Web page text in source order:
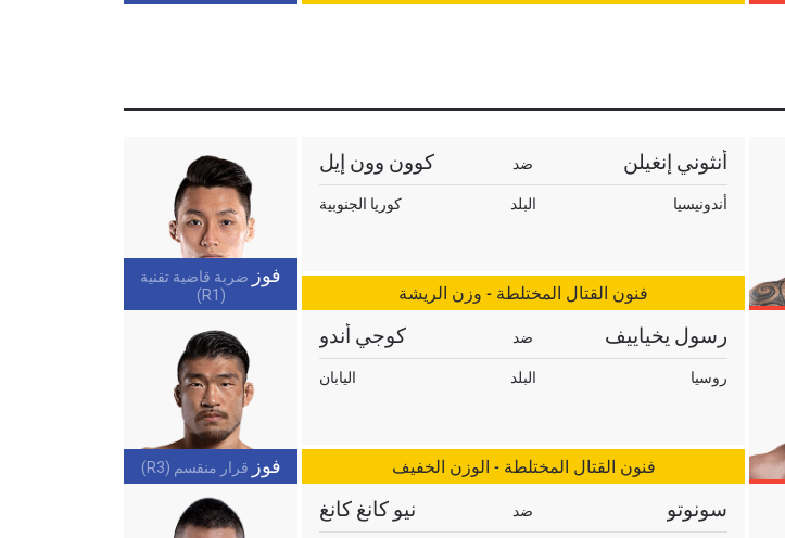
فنون القتال المختلطة - وزن الريشة
فوز ضربة قاضية تقنية
(R1)
أنثوني إنغيلن ضد كوون وون إيل
أندونيسيا البلد كوريا الجنوبية
فنون القتال المختلطة - الوزن الخفيف فوز قرار منقسم (R3)
رسول يخياييف ضد كوجي أندو
روسيا البلد اليابان
سونوتو ضد نيو كانغ كانغ